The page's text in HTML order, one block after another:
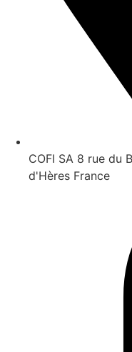
COFI SA 8 rue du
d'Hères France